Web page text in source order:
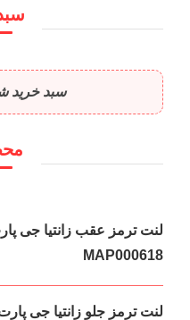
سبد خرید
لنت ترمز عقب زانتیا جی
MAP000618
لنت ترمز جلو زانتیا جی